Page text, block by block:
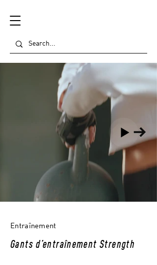
Entraînement
Gants d’entraînement Strength